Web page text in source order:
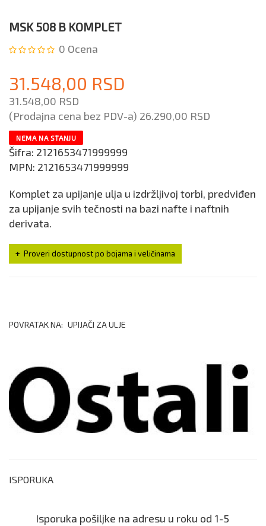
MSK 508 B KOMPLET
0 Ocena
31.548,00 RSD
31.548,00 RSD
(Prodajna cena bez PDV-a) 26.290,00 RSD
NEMA NA STANJU
Šifra: 2121653471999999
MPN: 2121653471999999
Komplet za upijanje ulja u izdržljivoj torbi, predviđen
za upijanje svih tečnosti na bazi nafte i naftnih
derivata.
Proveri dostupnost po bojama i veličinama
POVRATAK NA: UPIJAČI ZA ULJE
ISPORUKA
Isporuka pošiljke na adresu u roku od 1-5